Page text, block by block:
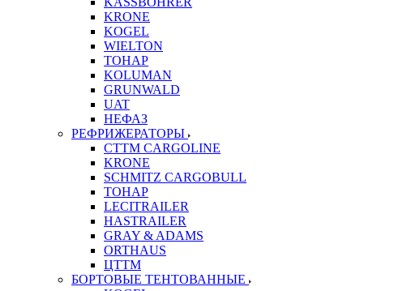
KRONE
KOGEL
WIELTON
ТОНАР
KOLUMAN
GRUNWALD
UAT
НЕФАЗ
РЕФРИЖЕРАТОРЫ
CTTM CARGOLINE
KRONE
SCHMITZ CARGOBULL
ТОНАР
LECITRAILER
HASTRAILER
GRAY & ADAMS
ORTHAUS
ЦТТМ
БОРТОВЫЕ ТЕНТОВАННЫЕ